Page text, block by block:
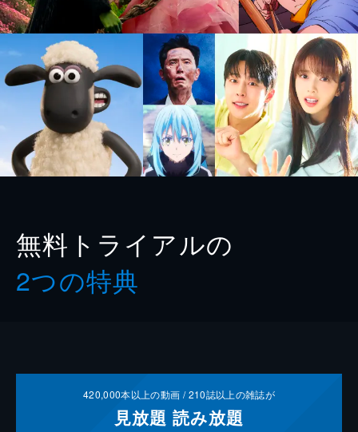
無料トライアルの
2つの特典
420,000本以上の動画 /210誌以上の雑誌が
見放題 読み放題